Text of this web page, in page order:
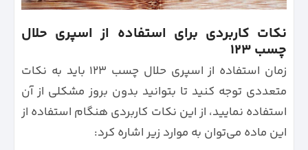
نکات کاربردی برای استفاده از اسپری حلال
چسب ۱۲۳
زمان استفاده از اسپری حلال چسب 123 باید به نکات
متعددی توجه کنید تا بتوانید بدون بروز مشکلی از آن
استفاده نمایید، از این نکات کاربردی هنگام استفاده از
این ماده می‌توان به موارد زیر اشاره کرد: